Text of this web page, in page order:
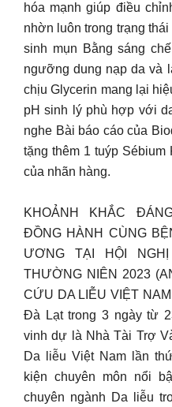
hóa mạnh giúp điều
nhờn luôn trong trạng
sinh mụn Bằng sáng
ngưỡng dung nạp da và
chịu Glycerin mang lại
pH sinh lý phù hợp với
nghe Bài báo cáo của
tặng thêm 1 tuýp Sébium
của nhãn hàng.
KHOẢNH KHẮC
ĐỒNG HÀNH CÙNG
ƯƠNG TẠI HỘI
THƯỜNG NIÊN 2023
CỨU DA LIỄU VIỆT
Đà Lạt trong 3 ngày từ
vinh dự là Nhà Tài Trợ
Da liễu Việt Nam lần
kiện chuyên môn nổi
chuyên ngành Da liễu